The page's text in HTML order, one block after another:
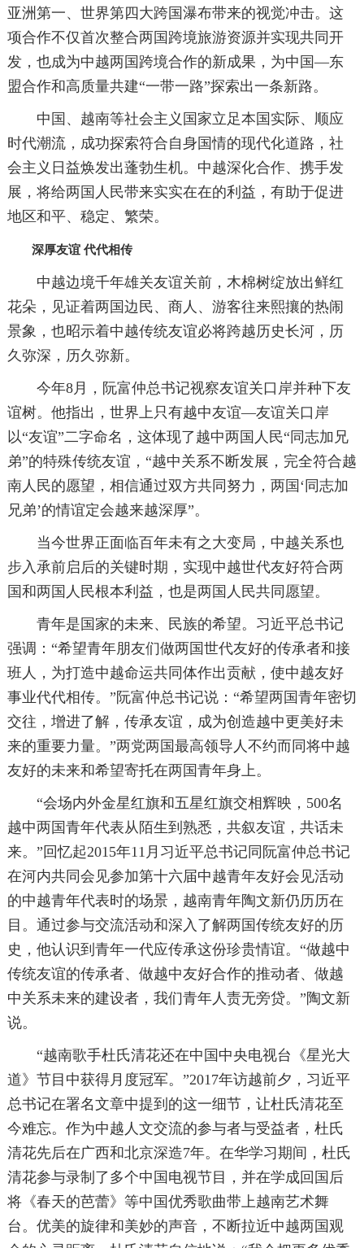
亚洲第一、世界第四大跨国瀑布带来的视觉冲击。这
项合作不仅首次整合两国跨境旅游资源并实现共同开
发，也成为中越两国跨境合作的新成果，为中国—东
盟合作和高质量共建“一带一路”探索出一条新路。
中国、越南等社会主义国家立足本国实际、顺应
时代潮流，成功探索符合自身国情的现代化道路，社
会主义日益焕发出蓬勃生机。中越深化合作、携手发
展，将给两国人民带来实实在在的利益，有助于促进
地区和平、稳定、繁荣。
深厚友谊 代代相传
中越边境千年雄关友谊关前，木棉树绽放出鲜红
花朵，见证着两国边民、商人、游客往来熙攘的热闹
景象，也昭示着中越传统友谊必将跨越历史长河，历
久弥深，历久弥新。
今年8月，阮富仲总书记视察友谊关口岸并种下友
谊树。他指出，世界上只有越中友谊—友谊关口岸
以“友谊”二字命名，这体现了越中两国人民“同志加兄
弟”的特殊传统友谊，“越中关系不断发展，完全符合越
南人民的愿望，相信通过双方共同努力，两国‘同志加
兄弟’的情谊定会越来越深厚”。
当今世界正面临百年未有之大变局，中越关系也
步入承前启后的关键时期，实现中越世代友好符合两
国和两国人民根本利益，也是两国人民共同愿望。
青年是国家的未来、民族的希望。习近平总书记
强调：“希望青年朋友们做两国世代友好的传承者和接
班人，为打造中越命运共同体作出贡献，使中越友好
事业代代相传。”阮富仲总书记说：“希望两国青年密切
交往，增进了解，传承友谊，成为创造越中更美好未
来的重要力量。”两党两国最高领导人不约而同将中越
友好的未来和希望寄托在两国青年身上。
“会场内外金星红旗和五星红旗交相辉映，500名
越中两国青年代表从陌生到熟悉，共叙友谊，共话未
来。”回忆起2015年11月习近平总书记同阮富仲总书记
在河内共同会见参加第十六届中越青年友好会见活动
的中越青年代表时的场景，越南青年陶文新仍历历在
目。通过参与交流活动和深入了解两国传统友好的历
史，他认识到青年一代应传承这份珍贵情谊。“做越中
传统友谊的传承者、做越中友好合作的推动者、做越
中关系未来的建设者，我们青年人责无旁贷。”陶文新
说。
“越南歌手杜氏清花还在中国中央电视台《星光大
道》节目中获得月度冠军。”2017年访越前夕，习近平
总书记在署名文章中提到的这一细节，让杜氏清花至
今难忘。作为中越人文交流的参与者与受益者，杜氏
清花先后在广西和北京深造7年。在华学习期间，杜氏
清花参与录制了多个中国电视节目，并在学成回国后
将《春天的芭蕾》等中国优秀歌曲带上越南艺术舞
台。优美的旋律和美妙的声音，不断拉近中越两国观